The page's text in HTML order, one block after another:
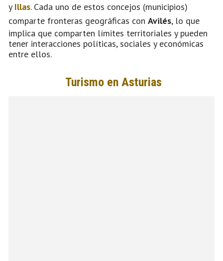
y Illas. Cada uno de estos concejos (municipios)
comparte fronteras geográficas con Avilés, lo que
implica que comparten límites territoriales y pueden
tener interacciones políticas, sociales y económicas
entre ellos.